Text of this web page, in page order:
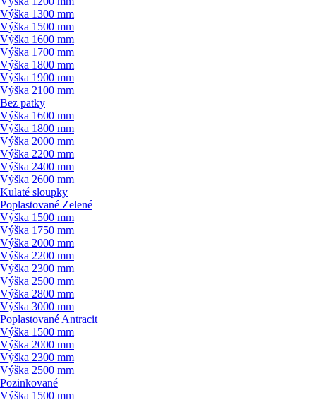
Výška 1300 mm
Výška 1500 mm
Výška 1600 mm
Výška 1700 mm
Výška 1800 mm
Výška 1900 mm
Výška 2100 mm
Bez patky
Výška 1600 mm
Výška 1800 mm
Výška 2000 mm
Výška 2200 mm
Výška 2400 mm
Výška 2600 mm
Kulaté sloupky
Poplastované Zelené
Výška 1500 mm
Výška 1750 mm
Výška 2000 mm
Výška 2200 mm
Výška 2300 mm
Výška 2500 mm
Výška 2800 mm
Výška 3000 mm
Poplastované Antracit
Výška 1500 mm
Výška 2000 mm
Výška 2300 mm
Výška 2500 mm
Pozinkované
Výška 1500 mm